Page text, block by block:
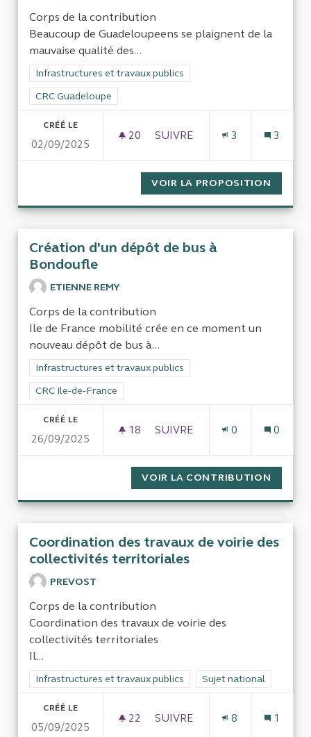
Corps de la contribution
Beaucoup de Guadeloupeens se plaignent de la
mauvaise qualité des...
Filtrer les résultats de la catégorie : Infrastructures et
Infrastructures et travaux publics
Filtrer les résultats pour le secteur : CRC Guadeloupe
CRC Guadeloupe
CRÉÉ LE
02/09/2025
20 20 ABONNÉS
SUIVRE
3 3
VOIR LA PROPOSITION
Création d'un dépôt de bus à
Bondoufle
ETIENNE REMY
Corps de la contribution
Ile de France mobilité crée en ce moment un
nouveau dépôt de bus à...
Filtrer les résultats de la catégorie : Infrastructures et
Infrastructures et travaux publics
Filtrer les résultats pour le secteur : CRC Ile-de-France
CRC Ile-de-France
CRÉÉ LE
26/09/2025
18 18 ABONNÉS
SUIVRE
0 0
VOIR LA CONTRIBUTION
Coordination des travaux de voirie des
collectivités territoriales
PREVOST
Corps de la contribution
Coordination des travaux de voirie des
collectivités territoriales
Il...
Filtrer les résultats de la catégorie : Infrastructures et
Infrastructures et travaux publics Filtrer les résultats
Sujet national
CRÉÉ LE
05/09/2025
22 22 ABONNÉS
SUIVRE
8 1